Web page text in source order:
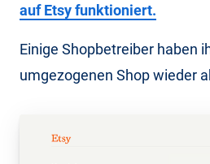
auf Etsy funktioniert.
Einige Shopbetreiber haben
umgezogenen Shop wieder